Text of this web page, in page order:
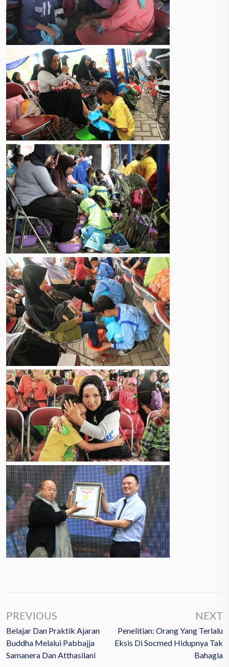
PREVIOUS
Belajar Dan Praktik Ajaran
Buddha Melalui Pabbajja
Samanera Dan Atthasilani
NEXT
Penelitian: Orang Yang Terlalu
Eksis Di Socmed Hidupnya Tak
Bahagia